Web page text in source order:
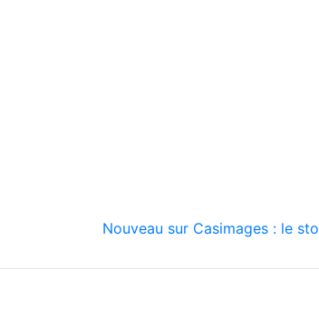
Nouveau sur Casimages : le